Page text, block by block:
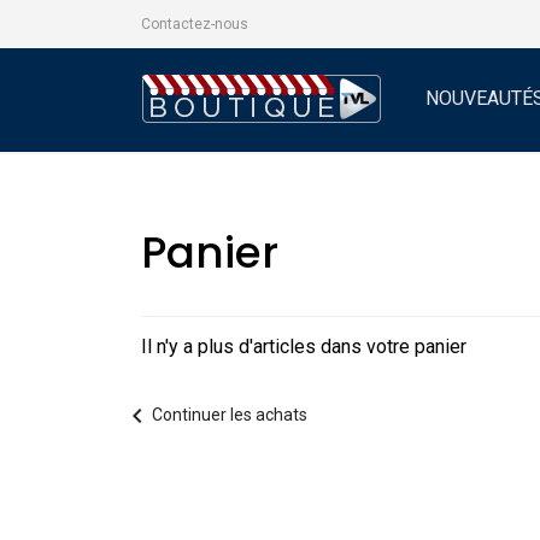
Contactez-nous
Panier
Il n'y a plus d'articles dans votre panier
chevron_left Continuer les achats